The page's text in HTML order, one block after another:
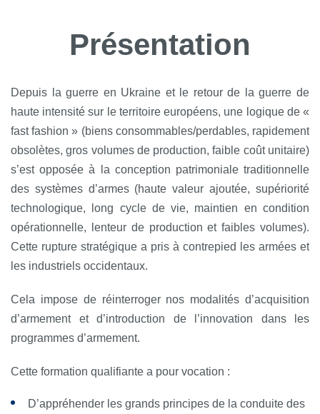
Présentation
Depuis la guerre en Ukraine et le retour de la guerre de
haute intensité sur le territoire européens, une logique de «
fast fashion » (biens consommables/perdables, rapidement
obsolètes, gros volumes de production, faible coût unitaire)
s’est opposée à la conception patrimoniale traditionnelle
des systèmes d’armes (haute valeur ajoutée, supériorité
technologique, long cycle de vie, maintien en condition
opérationnelle, lenteur de production et faibles volumes).
Cette rupture stratégique a pris à contrepied les armées et
les industriels occidentaux.
Cela impose de réinterroger nos modalités d’acquisition
d’armement et d’introduction de l’innovation dans les
programmes d’armement.
Cette formation qualifiante a pour vocation :
D’appréhender les grands principes de la conduite des